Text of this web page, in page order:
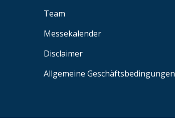
Team
Messekalender
Disclaimer
Allgemeine Geschäftsbedingungen